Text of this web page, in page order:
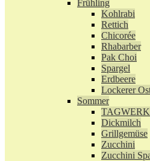
Frühling
Kohlrabi
Rettich
Chicorée
Rhabarber
Pak Choi
Spargel
Erdbeere
Lockerer
Sommer
Dickmilch
Grillgemüse
Zucchini
Zucchini